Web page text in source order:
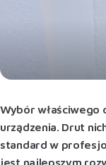
Wybór właściwego
urządzenia. Drut
standard w
jest najlepszym